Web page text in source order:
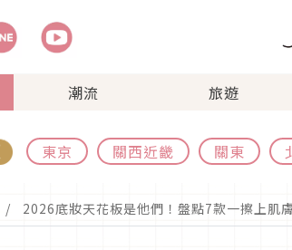
潮流 旅遊
東京 關西近畿 關東
2026底妝天花板是他們！盤點7款一擦上肌